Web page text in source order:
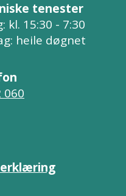
tenester
kl. 15:30 - 7:30
heile døgnet
060